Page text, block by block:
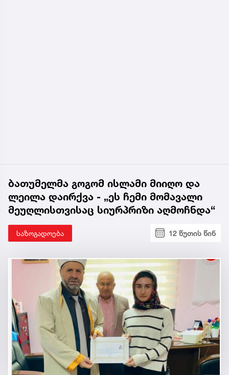
ბათუმელმა გოგომ ისლამი მიიღო და
ლეილა დაირქვა - „ეს ჩემი მომავალი
მეუღლისთვისაც სიურპრიზი აღმოჩნდა“
საზოგადოება 12 წუთის წინ